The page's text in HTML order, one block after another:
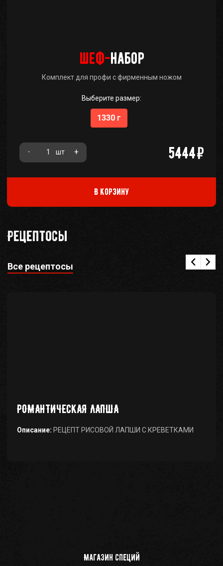
шеф-набор
Комплект для профи с фирменным ножом
Выберите размер:
1330 г
- шт + 5444
В корзину
Рецептосы
Все рецептосы
РОМАНТИЧЕСКАЯ ЛАПША
Описание: РЕЦЕПТ РИСОВОЙ ЛАПШИ С КРЕВЕТКАМИ
Магазин специй